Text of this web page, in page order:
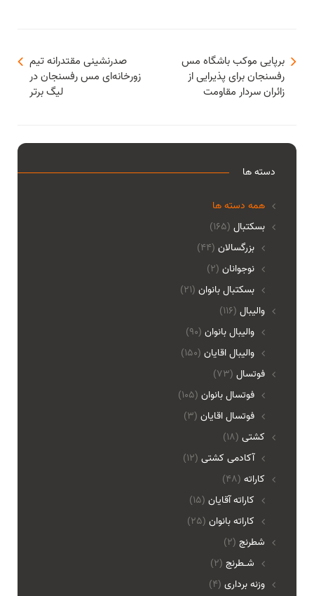
صدرنشینی مقتدرانه تیم
زورخانه‌ای‌ مس رفسنجان در
لیگ برتر
برپایی موکب باشگاه مس
رفسنجان برای پذیرایی از
زائران سردار مقاومت
دسته ها
همه دسته ها
(165) بسکتبال
بزرگسالان (44)
نوجوانان (2)
بسکتبال بانوان (21)
(116) والیبال
واليبال بانوان (90)
واليبال اقايان (150)
(73) فوتسال
فوتسال بانوان (105)
فوتسال اقايان (3)
(18) کشتی
آکادمی کشتی (12)
(48) کاراته
کاراته آقایان (15)
کاراته بانوان (25)
(2) شطرنج
شـطرنج (2)
(4) وزنه برداری